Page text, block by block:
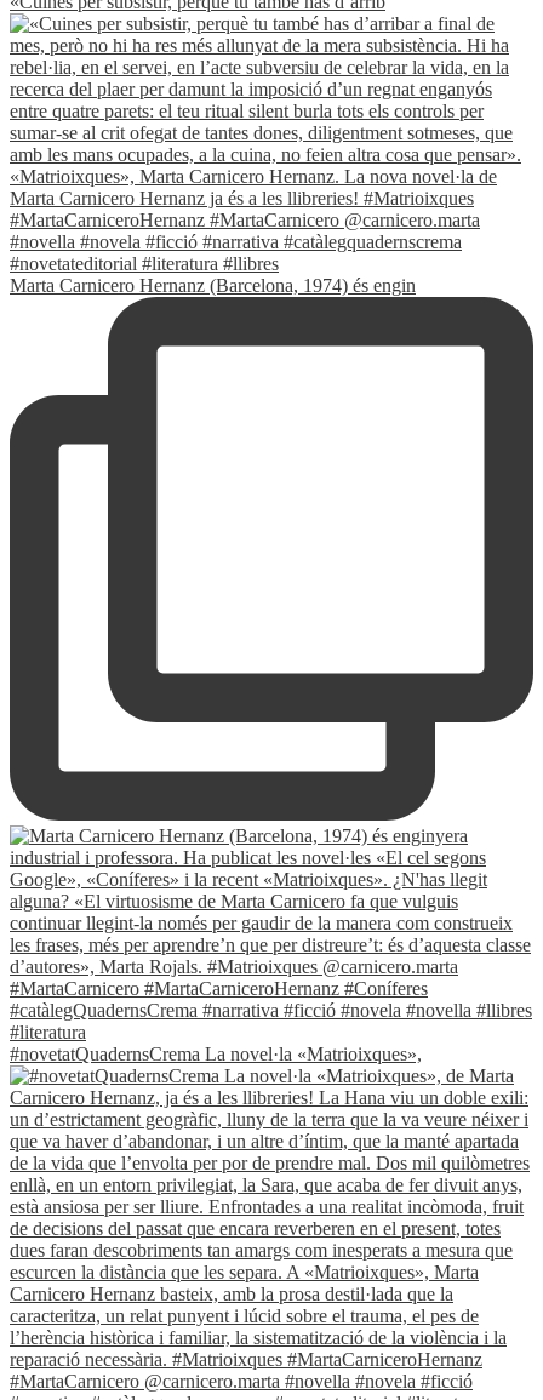
Marta Carnicero Hernanz (Barcelona, 1974) és engin
#novetatQuadernsCrema La novel·la «Matrioixques»,